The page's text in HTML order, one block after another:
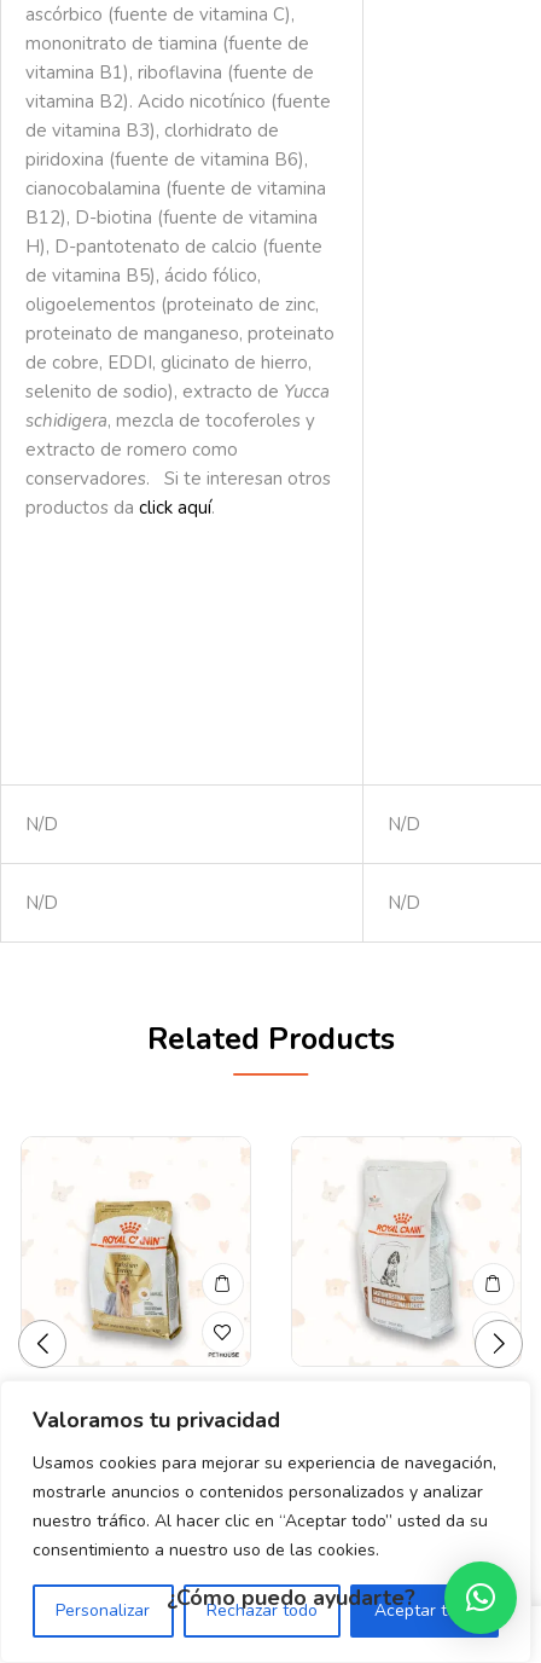
Valoramos tu privacidad
Usamos cookies para mejorar su experiencia de navegación,
mostrarle anuncios o contenidos personalizados y analizar
nuestro tráfico. Al hacer clic en “Aceptar todo” usted da su
consentimiento a nuestro uso de las cookies.
Personalizar Rechazar todo Aceptar todo
ascórbico (fuente de vitamina C),
mononitrato de tiamina (fuente de
vitamina B1), riboflavina (fuente de
vitamina B2). Acido nicotínico (fuente
de vitamina B3), clorhidrato de
piridoxina (fuente de vitamina B6),
cianocobalamina (fuente de vitamina
B12), D-biotina (fuente de vitamina
H), D-pantotenato de calcio (fuente
de vitamina B5), ácido fólico,
oligoelementos (proteinato de zinc,
proteinato de manganeso, proteinato
de cobre, EDDI, glicinato de hierro,
selenito de sodio), extracto de Yucca
schidigera, mezcla de tocoferoles y
extracto de romero como
conservadores. Si te interesan otros
productos da click aquí.
N/D N/D
N/D N/D
Related Products
Valorado
0
5
ROYAL CANIN
YORKSHIRE ADULTO
1.14 KG
$510.00
0
5
INTESTINAL PUPPY 4 KG
$1,300.00
¿Cómo puedo ayudarte?